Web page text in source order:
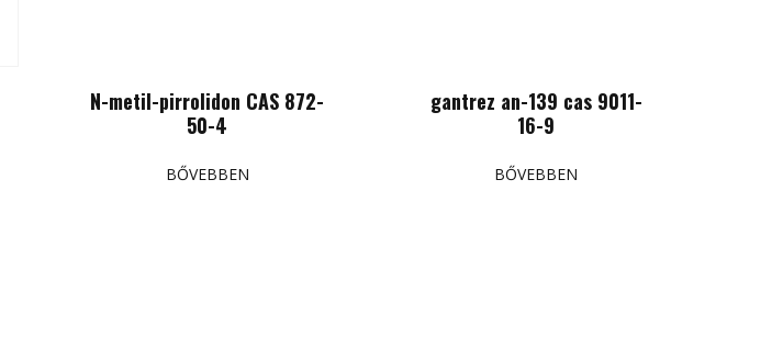
N-metil-pirrolidon CAS 872-
50-4
BŐVEBBEN
gantrez an-139 cas 9011-
16-9
BŐVEBBEN